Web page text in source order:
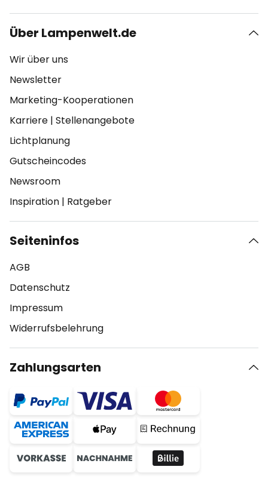
Über Lampenwelt.de
Wir über uns
Newsletter
Marketing-Kooperationen
Karriere | Stellenangebote
Lichtplanung
Gutscheincodes
Newsroom
Inspiration | Ratgeber
Seiteninfos
AGB
Datenschutz
Impressum
Widerrufsbelehrung
Zahlungsarten